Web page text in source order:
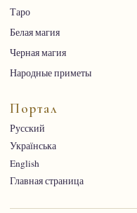
Таро
Белая магия
Черная магия
Народные приметы
Портал
Русский
Українська
English
Главная страница